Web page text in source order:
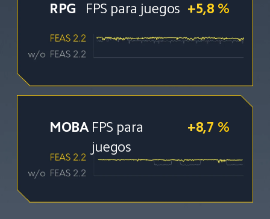
RPG FPS para juegos +5,8 %
MOBA FPS para
juegos
+8,7 %